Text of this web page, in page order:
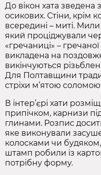
До вікон хата зведена
осикових. Стіни, крім
всередині – миті.
який проціджували
«гречаниці» –
викладена на
викінчуються
Для Полтавщини
стріхи м’ятою
В інтер’єрі хати
припічком, карнизи
глинами. Розпис
яке виконували
колосками чи
штамп робили із
потрібну форму.